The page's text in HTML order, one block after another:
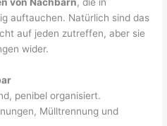
von Nachbarn, die in
auftauchen. Natürlich sind das
auf jeden zutreffen, aber sie
wider.
penibel organisiert.
Mülltrennung und